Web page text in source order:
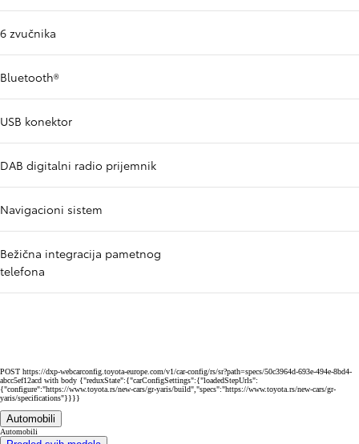
6 zvučnika
Bluetooth®
USB konektor
DAB digitalni radio prijemnik
Navigacioni sistem
Bežična integracija pametnog
telefona
POST https://dxp-webcarconfig.toyota-europe.com/v1/car-config/rs/sr?path=specs/50c3964d-693e-494e-8bd4-
abcc5ef12acd with body {"reduxState":{"carConfigSettings":{"loadedStepUrls":
{"configure":"https://www.toyota.rs/new-cars/gr-yaris/build","specs":"https://www.toyota.rs/new-cars/gr-
yaris/specifications"}}}}
Automobili
Automobili